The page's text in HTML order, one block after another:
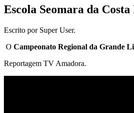
Escola Seomara da
Escrito por Super User.
O Campeonato Regional da Grande
Reportagem TV Amadora.